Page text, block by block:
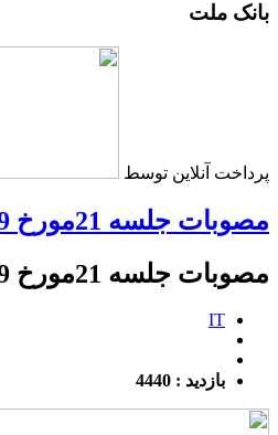
بانک ملت
پرداخت آنلاین توسط
مصوبات جلسه 21مورخ 95.6.9
مصوبات جلسه 21مورخ 95.6.9
IT
بازدید : 4440